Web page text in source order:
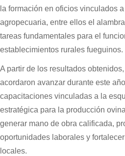
la formación en oficios vinculados
agropecuaria, entre ellos el
tareas fundamentales para el
establecimientos rurales fueguinos.
A partir de los resultados
acordaron avanzar durante este
capacitaciones vinculadas a la
estratégica para la producción
generar mano de obra calificada,
oportunidades laborales y
locales.